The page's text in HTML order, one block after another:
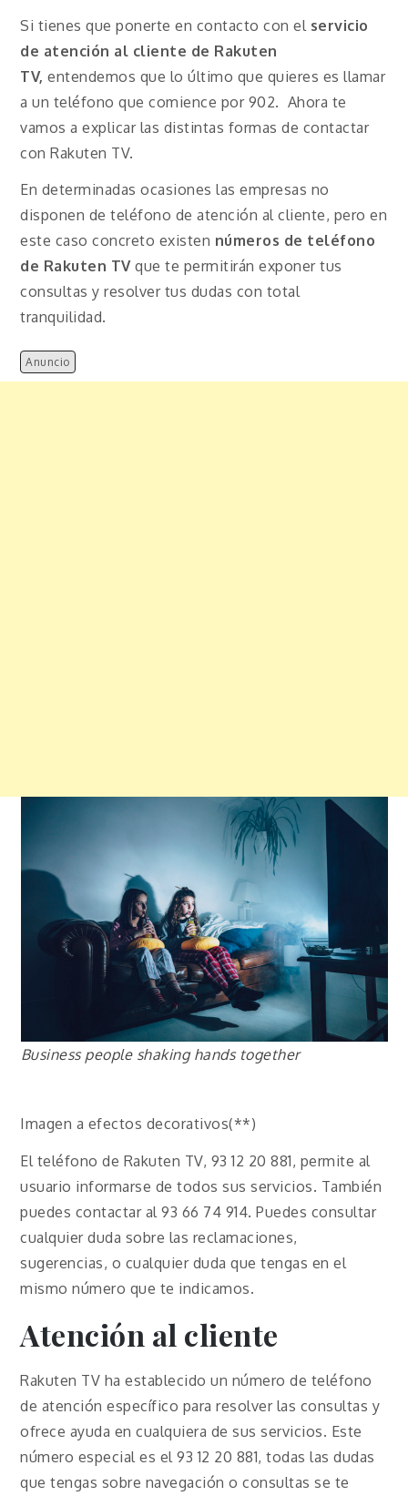
Si tienes que ponerte en contacto con el servicio
de atención al cliente de Rakuten
TV, entendemos que lo último que quieres es llamar
a un teléfono que comience por 902. Ahora te
vamos a explicar las distintas formas de contactar
con Rakuten TV.
En determinadas ocasiones las empresas no
disponen de teléfono de atención al cliente, pero en
este caso concreto existen números de teléfono
de Rakuten TVque te permitirán exponer tus
consultas y resolver tus dudas con total
tranquilidad.
Anuncio
Business people shaking hands together
Imagen a efectos decorativos(**)
El teléfono de Rakuten TV, 93 12 20 881, permite al
usuario informarse de todos sus servicios. También
puedes contactar al 93 66 74 914. Puedes consultar
cualquier duda sobre las reclamaciones,
sugerencias, o cualquier duda que tengas en el
mismo número que te indicamos.
Atención al cliente
Rakuten TV ha establecido un número de teléfono
de atención específico para resolver las consultas y
ofrece ayuda en cualquiera de sus servicios. Este
número especial es el 93 12 20 881, todas las dudas
que tengas sobre navegación o consultas se te